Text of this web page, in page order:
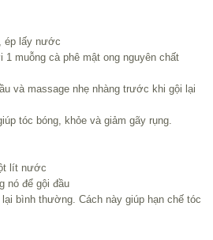
ép lấy nước
muỗng cà phê mật ong nguyên chất
và massage nhẹ nhàng trước khi gội lại
tóc bóng, khỏe và giảm gãy rụng.
lít nước
nó để gội đầu
bình thường. Cách này giúp hạn chế tóc